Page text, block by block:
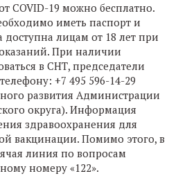
COVID-19 можно бесплатно.
иметь паспорт и
лицам от 18 лет при
При наличии
в СНТ, председатели
+7 495 596-14-29
развития Администрации
округа). Информация
здравоохранения для
вакцинации. Помимо этого, в
линия по вопросам
номеру «122».